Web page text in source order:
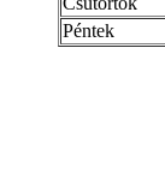
Péntek